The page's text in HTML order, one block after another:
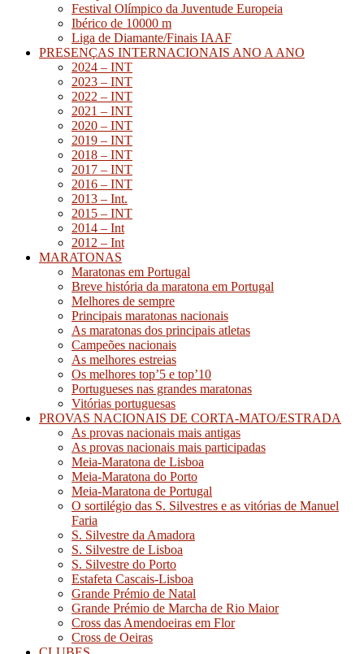
Festival Olímpico da Juventude Europeia
Ibérico de 10000 m
Liga de Diamante/Finais IAAF
PRESENÇAS INTERNACIONAIS ANO A ANO
2024 – INT
2023 – INT
2022 – INT
2021 – INT
2020 – INT
2019 – INT
2018 – INT
2017 – INT
2016 – INT
2013 – Int.
2015 – INT
2014 – Int
2012 – Int
MARATONAS
Maratonas em Portugal
Breve história da maratona em Portugal
Melhores de sempre
Principais maratonas nacionais
As maratonas dos principais atletas
Campeões nacionais
As melhores estreias
Os melhores top’5 e top’10
Portugueses nas grandes maratonas
Vitórias portuguesas
PROVAS NACIONAIS DE CORTA-MATO/ESTRADA
As provas nacionais mais antigas
As provas nacionais mais participadas
Meia-Maratona de Lisboa
Meia-Maratona do Porto
Meia-Maratona de Portugal
O sortilégio das S. Silvestres e as vitórias de Manuel
Faria
S. Silvestre da Amadora
S. Silvestre de Lisboa
S. Silvestre do Porto
Estafeta Cascais-Lisboa
Grande Prémio de Natal
Grande Prémio de Marcha de Rio Maior
Cross das Amendoeiras em Flor
Cross de Oeiras